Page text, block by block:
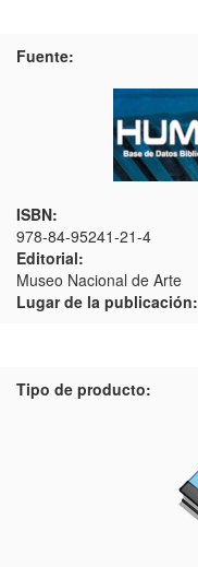
Fuente:
ISBN:
978-84-95241-21-4
Editorial:
Museo Nacional de Arte
Lugar de la publicación:
Tipo de producto: